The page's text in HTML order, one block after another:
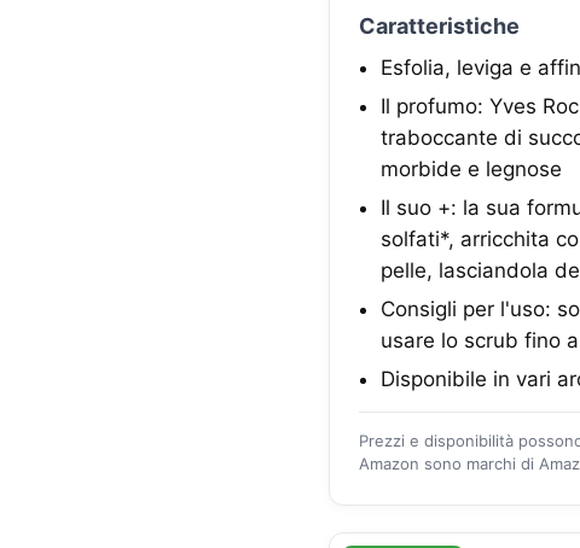
Caratteristiche
Esfolia, leviga e
Il profumo: Yves
traboccante di
morbide e legnose
Il suo +: la sua
solfati*, arricchita
pelle, lasciandola
Consigli per l'uso:
usare lo scrub fino
Disponibile in vari
Prezzi e disponibilità
Amazon sono marchi di